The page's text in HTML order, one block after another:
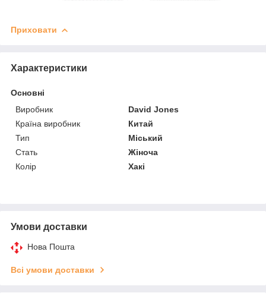
Приховати
Характеристики
Основні
Виробник
David Jones
Країна виробник
Китай
Тип
Міський
Стать
Жіноча
Колір
Хакі
Умови доставки
Нова Пошта
Всі умови доставки